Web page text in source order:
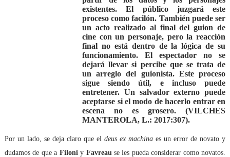
existentes. El público juzgará este
proceso como facilón. También puede ser
un acto realizado al final del guion de
cine con un personaje, pero la reacción
final no está dentro de la lógica de su
funcionamiento. El espectador no se
dejará llevar si percibe que se trata de
un arreglo del guionista. Este proceso
sigue siendo útil, e incluso puede
entretener. Un salvador externo puede
aceptarse si el modo de hacerlo entrar en
escena no es grosero. (VILCHES
MANTEROLA, L.: 2017:307).
Por un lado, se deja claro que el deus ex machina es un error de novato y
dudamos de que a Filoniy Favreau se les pueda considerar como novatos.